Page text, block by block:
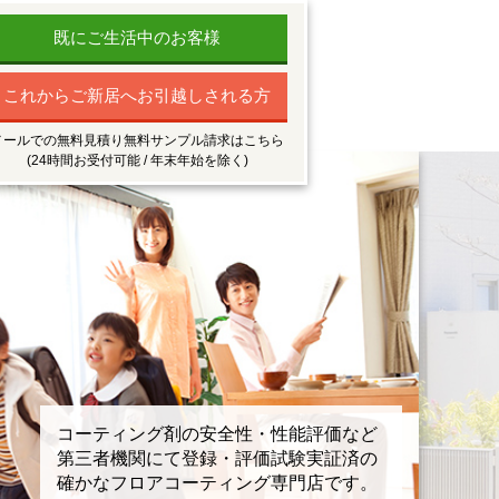
既にご生活中のお客様
これからご新居へお引越しされる方
ールでの無料見積り無料サンプル請求はこちら
(24時間お受付可能 / 年末年始を除く)
コーティング剤の安全性・性能評価など
第三者機関にて登録・評価試験実証済の
確かなフロアコーティング専門店です。